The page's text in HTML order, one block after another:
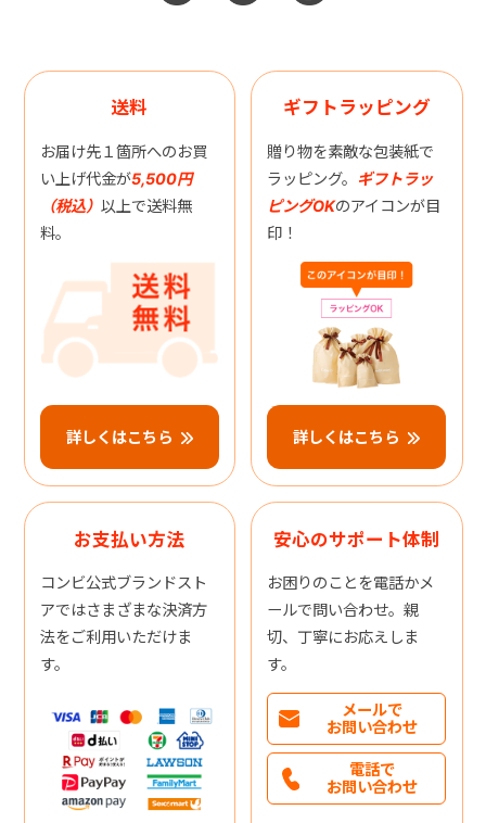
送料
お届け先１箇所へのお買
い上げ代金が5,500円
（税込） 以上で送料無
料。
詳しくはこちら
ギフトラッピング
贈り物を素敵な包装紙で
ラッピング。 ギフトラッ
ピングOKのアイコンが目
印！
詳しくはこちら
お支払い方法
コンビ公式ブランドスト
アではさまざまな決済方
法をご利用いただけま
す。
安心のサポート体制
お困りのことを電話かメ
ールで問い合わせ。親
切、丁寧にお応えしま
す。
メールで
お問い合わせ
電話で
お問い合わせ